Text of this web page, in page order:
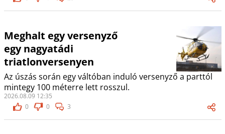
Meghalt egy versenyző
egy nagyatádi
triatlonversenyen
Az úszás során egy váltóban induló versenyző a parttól
mintegy 100 méterre lett rosszul.
2026.08.09 12:35
0
0 3